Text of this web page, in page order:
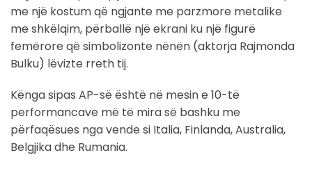
me një kostum që ngjante me parzmore metalike
me shkëlqim, përballë një ekrani ku një figurë
femërore që simbolizonte nënën (aktorja Rajmonda
Bulku) lëvizte rreth tij.
Kënga sipas AP-së është në mesin e 10-të
performancave më të mira së bashku me
përfaqësues nga vende si Italia, Finlanda, Australia,
Belgjika dhe Rumania.